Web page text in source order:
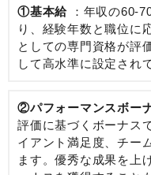
①基本給
：年収の60-
り、経験年数と職位に
としての専門資格が評
して高水準に設定され
②パフォーマンスボー
評価に基づくボーナス
イアント満足度、チー
ます。優秀な成果を上